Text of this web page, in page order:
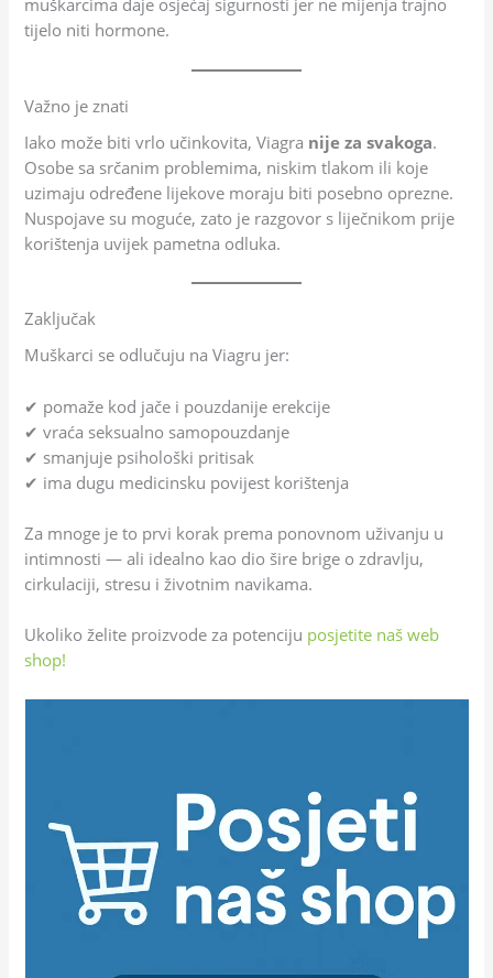
muškarcima daje osjećaj sigurnosti jer ne mijenja trajno
tijelo niti hormone.
Važno je znati
Iako može biti vrlo učinkovita, Viagra nije za svakoga.
Osobe sa srčanim problemima, niskim tlakom ili koje
uzimaju određene lijekove moraju biti posebno oprezne.
Nuspojave su moguće, zato je razgovor s liječnikom prije
korištenja uvijek pametna odluka.
Zaključak
Muškarci se odlučuju na Viagru jer:
✔ pomaže kod jače i pouzdanije erekcije
✔ vraća seksualno samopouzdanje
✔ smanjuje psihološki pritisak
✔ ima dugu medicinsku povijest korištenja
Za mnoge je to prvi korak prema ponovnom uživanju u
intimnosti — ali idealno kao dio šire brige o zdravlju,
cirkulaciji, stresu i životnim navikama.
Ukoliko želite proizvode za potenciju posjetite naš web
shop!